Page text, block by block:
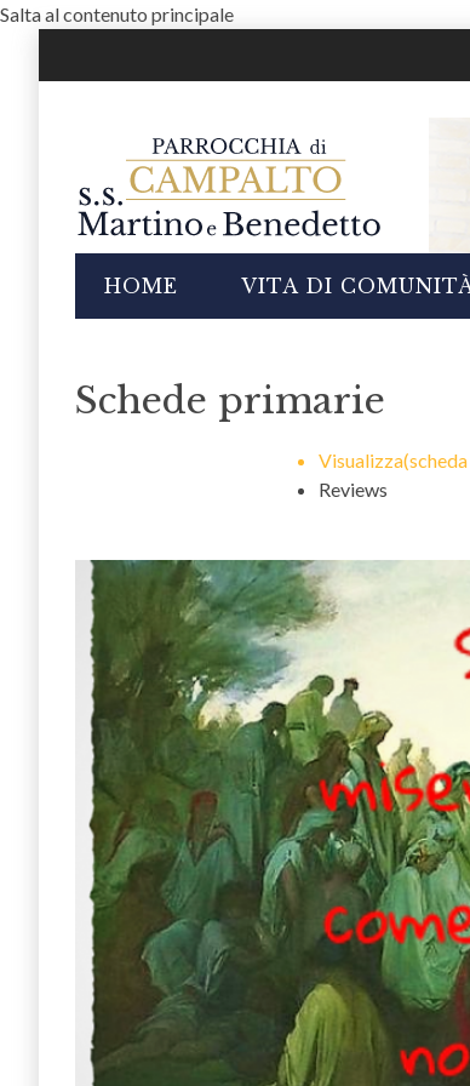
Salta al contenuto principale
HOME VITA DI
Schede primarie
Visualizza
Reviews